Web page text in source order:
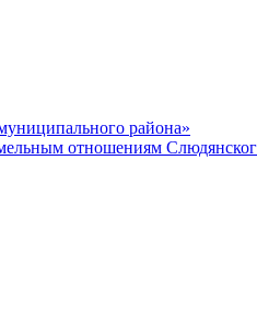
района»
отношениям